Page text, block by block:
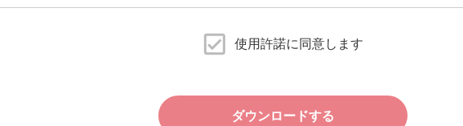
使用許諾に同意します
ダウンロードする